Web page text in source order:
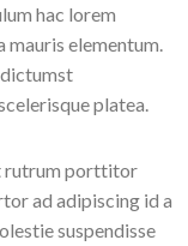
hac lorem
elementum.
platea.
rutrum porttitor
ad adipiscing id a
suspendisse